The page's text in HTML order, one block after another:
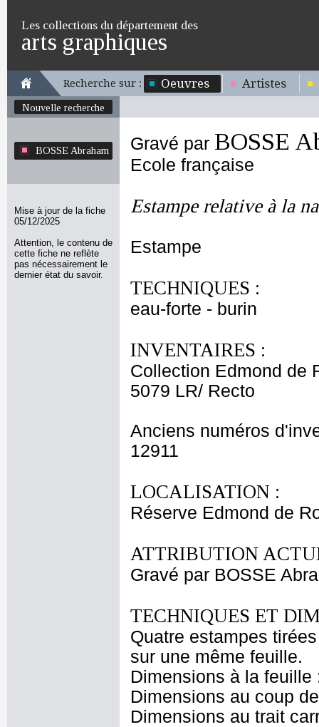
Les collections du département des
arts graphiques
Recherche sur : Oeuvres Artistes
Nouvelle recherche
BOSSE Abraham
Mise à jour de la fiche
05/12/2025
Attention, le contenu de
cette fiche ne reflète
pas nécessairement le
dernier état du savoir.
Gravé par BOSSE
Ecole française
Estampe relative à la
Estampe
TECHNIQUES :
eau-forte - burin
INVENTAIRES :
Collection Edmond de
5079 LR/ Recto
Anciens numéros
12911
LOCALISATION :
Réserve Edmond de
ATTRIBUTION
Gravé par BOSSE
TECHNIQUES ET
Quatre estampes
sur une même feuille.
Dimensions à la
Dimensions au coup
Dimensions au trait